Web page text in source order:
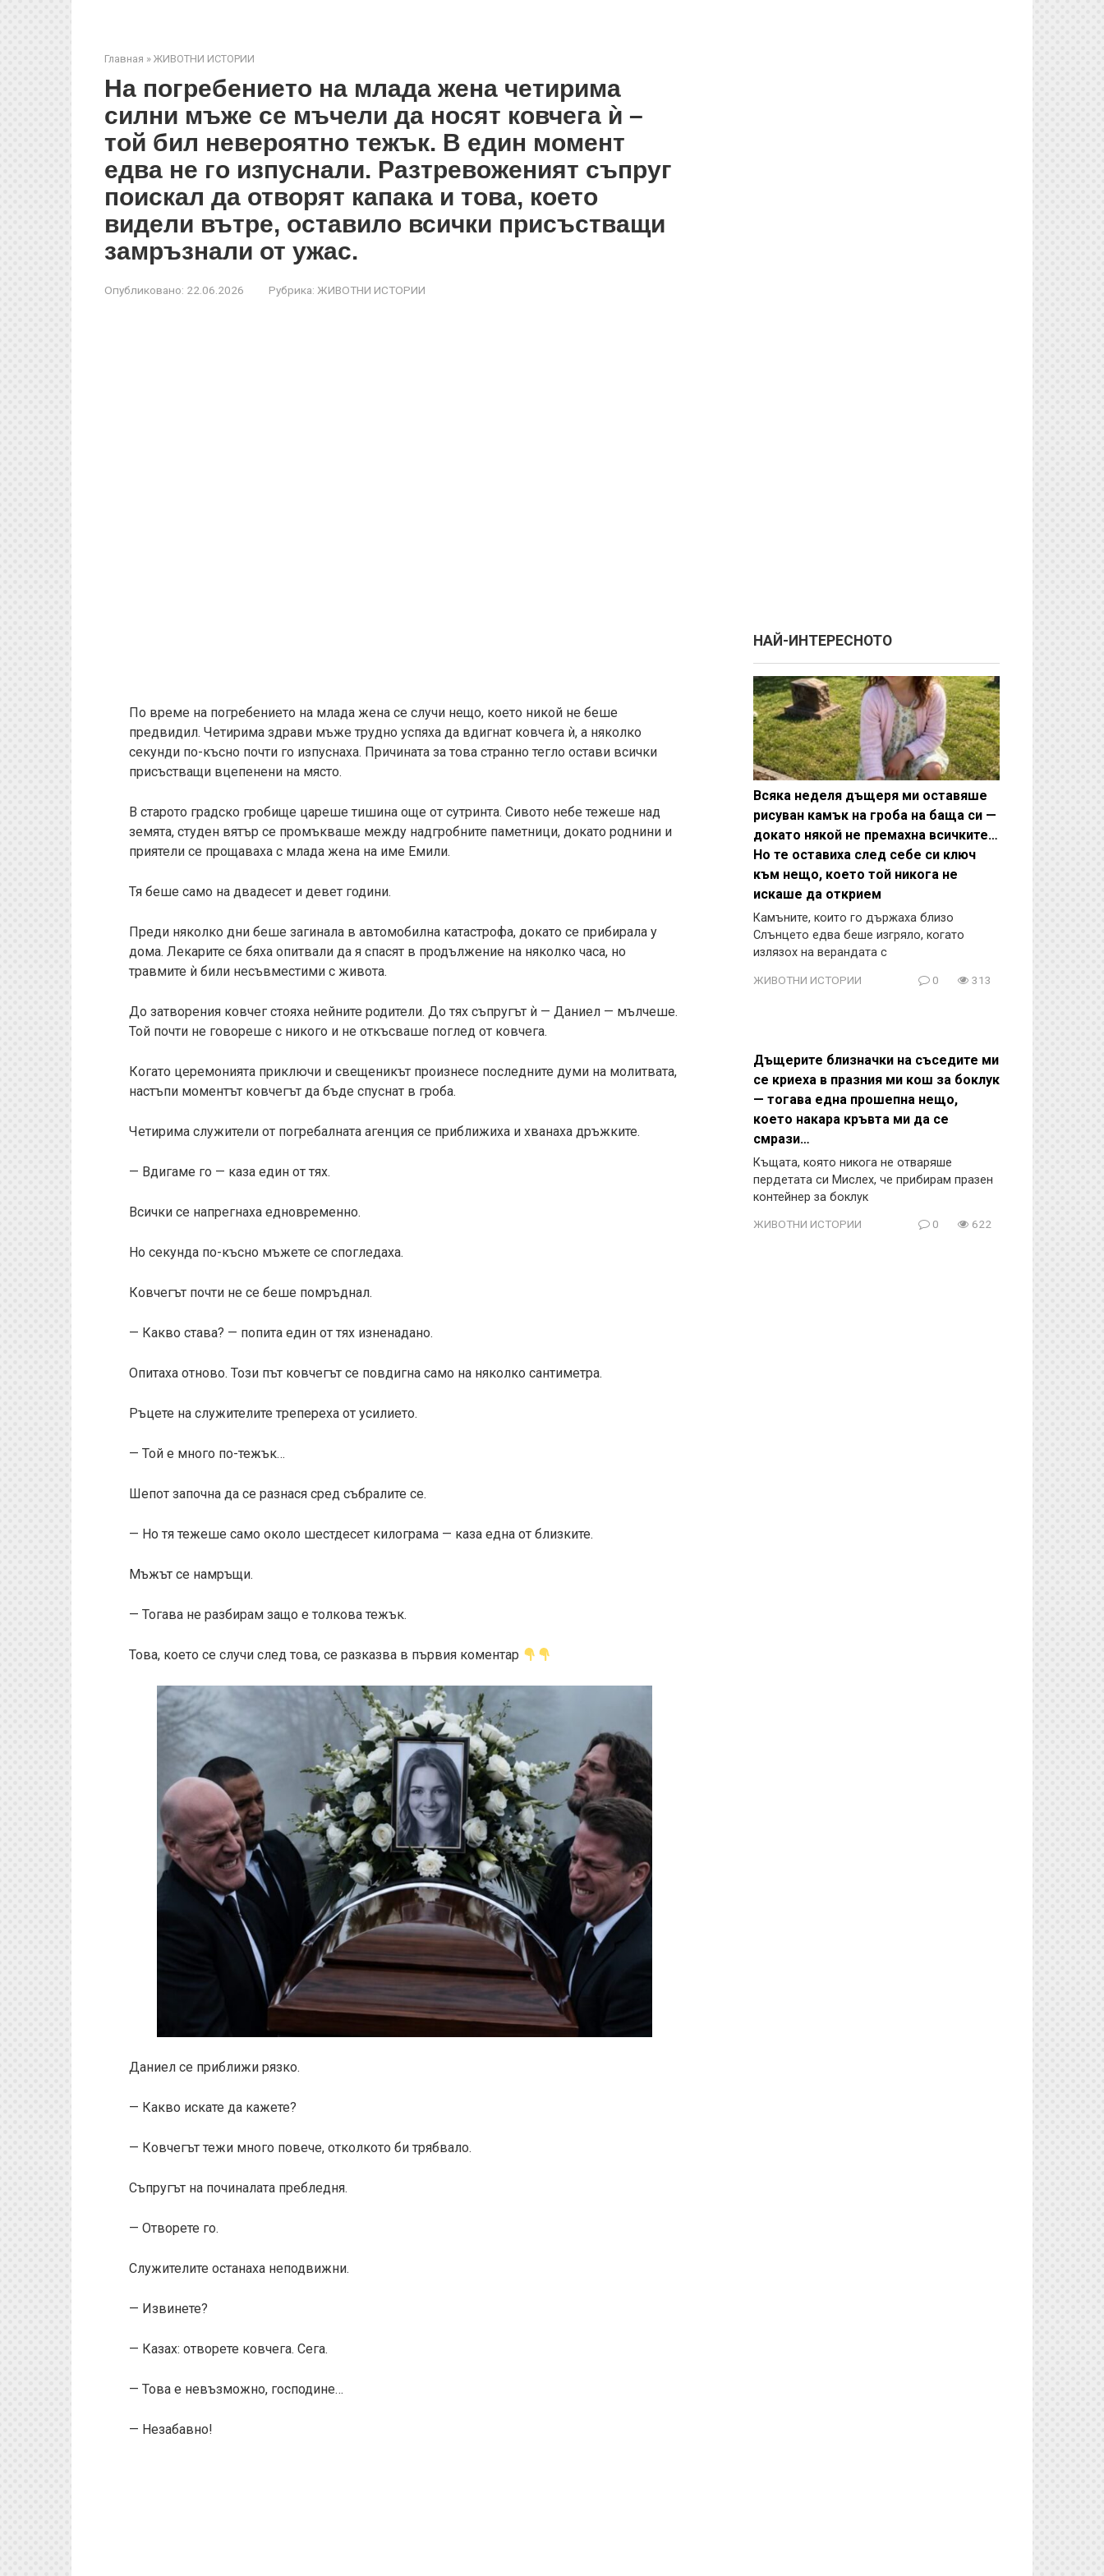
Главная » ЖИВОТНИ ИСТОРИИ
На погребението на млада жена четирима
силни мъже се мъчели да носят ковчега ѝ –
той бил невероятно тежък. В един момент
едва не го изпуснали. Разтревоженият съпруг
поискал да отворят капака и това, което
видели вътре, оставило всички присъстващи
замръзнали от ужас.
Опубликовано: 22.06.2026 Рубрика: ЖИВОТНИ ИСТОРИИ
По време на погребението на млада жена се случи нещо, което никой не беше
предвидил. Четирима здрави мъже трудно успяха да вдигнат ковчега ѝ, а няколко
секунди по-късно почти го изпуснаха. Причината за това странно тегло остави всички
присъстващи вцепенени на място.
В старото градско гробище цареше тишина още от сутринта. Сивото небе тежеше над
земята, студен вятър се промъкваше между надгробните паметници, докато роднини и
приятели се прощаваха с млада жена на име Емили.
Тя беше само на двадесет и девет години.
Преди няколко дни беше загинала в автомобилна катастрофа, докато се прибирала у
дома. Лекарите се бяха опитвали да я спасят в продължение на няколко часа, но
травмите ѝ били несъвместими с живота.
До затворения ковчег стояха нейните родители. До тях съпругът ѝ — Даниел — мълчеше.
Той почти не говореше с никого и не откъсваше поглед от ковчега.
Когато церемонията приключи и свещеникът произнесе последните думи на молитвата,
настъпи моментът ковчегът да бъде спуснат в гроба.
Четирима служители от погребалната агенция се приближиха и хванаха дръжките.
— Вдигаме го — каза един от тях.
Всички се напрегнаха едновременно.
Но секунда по-късно мъжете се спогледаха.
Ковчегът почти не се беше помръднал.
— Какво става? — попита един от тях изненадано.
Опитаха отново. Този път ковчегът се повдигна само на няколко сантиметра.
Ръцете на служителите трепереха от усилието.
— Той е много по-тежък…
Шепот започна да се разнася сред събралите се.
— Но тя тежеше само около шестдесет килограма — каза една от близките.
Мъжът се намръщи.
— Тогава не разбирам защо е толкова тежък.
Това, което се случи след това, се разказва в първия коментар
Даниел се приближи рязко.
— Какво искате да кажете?
— Ковчегът тежи много повече, отколкото би трябвало.
Съпругът на починалата пребледня.
— Отворете го.
Служителите останаха неподвижни.
— Извинете?
— Казах: отворете ковчега. Сега.
— Това е невъзможно, господине…
— Незабавно!
НАЙ-ИНТЕРЕСНОТО
Всяка неделя дъщеря ми оставяше
рисуван камък на гроба на баща си —
докато някой не премахна всичките…
Но те оставиха след себе си ключ
към нещо, което той никога не
искаше да открием
Камъните, които го държаха близо
Слънцето едва беше изгряло, когато
излязох на верандата с
ЖИВОТНИ ИСТОРИИ 0 313
Дъщерите близначки на съседите ми
се криеха в празния ми кош за боклук
— тогава една прошепна нещо,
което накара кръвта ми да се
смрази…
Къщата, която никога не отваряше
пердетата си Мислех, че прибирам празен
контейнер за боклук
ЖИВОТНИ ИСТОРИИ 0 622